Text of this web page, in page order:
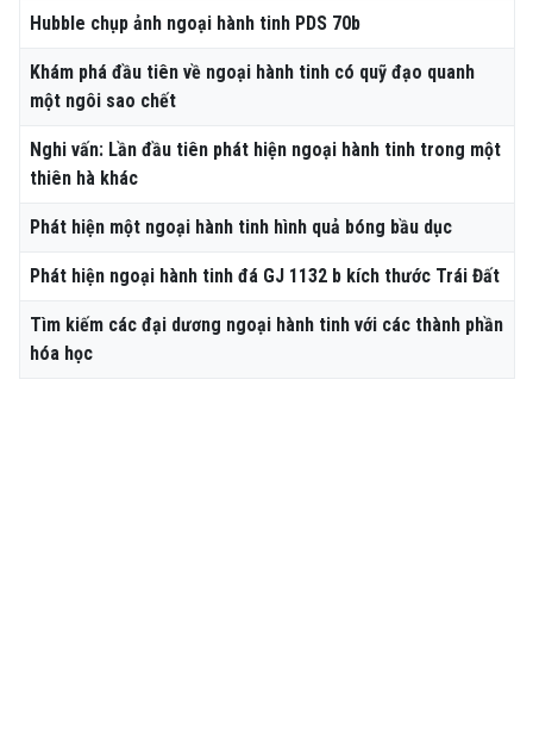
Hubble chụp ảnh ngoại hành tinh PDS 70b
Khám phá đầu tiên về ngoại hành tinh có quỹ đạo quanh
một ngôi sao chết
Nghi vấn: Lần đầu tiên phát hiện ngoại hành tinh trong một
thiên hà khác
Phát hiện một ngoại hành tinh hình quả bóng bầu dục
Phát hiện ngoại hành tinh đá GJ 1132 b kích thước Trái Đất
Tìm kiếm các đại dương ngoại hành tinh với các thành phần
hóa học